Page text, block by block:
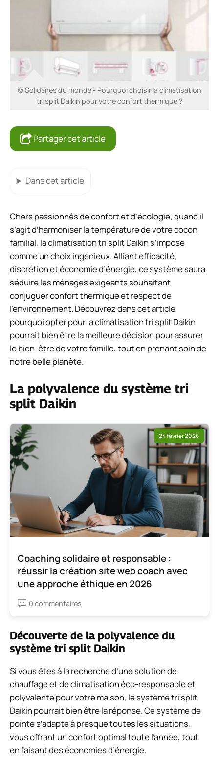
© Solidaires du monde - Pourquoi choisir la climatisation
tri split Daikin pour votre confort thermique ?
Partager cet article
Dans cet article
Chers passionnés de confort et d’écologie, quand il
s’agit d’harmoniser la température de votre cocon
familial, la climatisation tri split Daikin s’impose
comme un choix ingénieux. Alliant efficacité,
discrétion et économie d’énergie, ce système saura
séduire les ménages exigeants souhaitant
conjuguer confort thermique et respect de
l’environnement. Découvrez dans cet article
pourquoi opter pour la climatisation tri split Daikin
pourrait bien être la meilleure décision pour assurer
le bien-être de votre famille, tout en prenant soin de
notre belle planète.
La polyvalence du système tri
split Daikin
24 février 2026
Coaching solidaire et responsable :
réussir la création site web coach avec
une approche éthique en 2026
0 commentaires
Découverte de la polyvalence du
système tri split Daikin
Si vous êtes à la recherche d’une solution de
chauffage et de climatisation éco-responsable et
polyvalente pour votre maison, le système tri split
Daikin pourrait bien être la réponse. Ce système de
pointe s’adapte à presque toutes les situations,
vous offrant un confort optimal toute l’année, tout
en faisant des économies d’énergie.